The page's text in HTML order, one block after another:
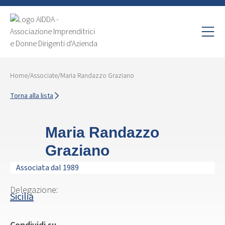
Home/Associate/Maria Randazzo Graziano
Torna alla lista
Maria Randazzo
Graziano
Associata dal 1989
Delegazione:
Sicilia